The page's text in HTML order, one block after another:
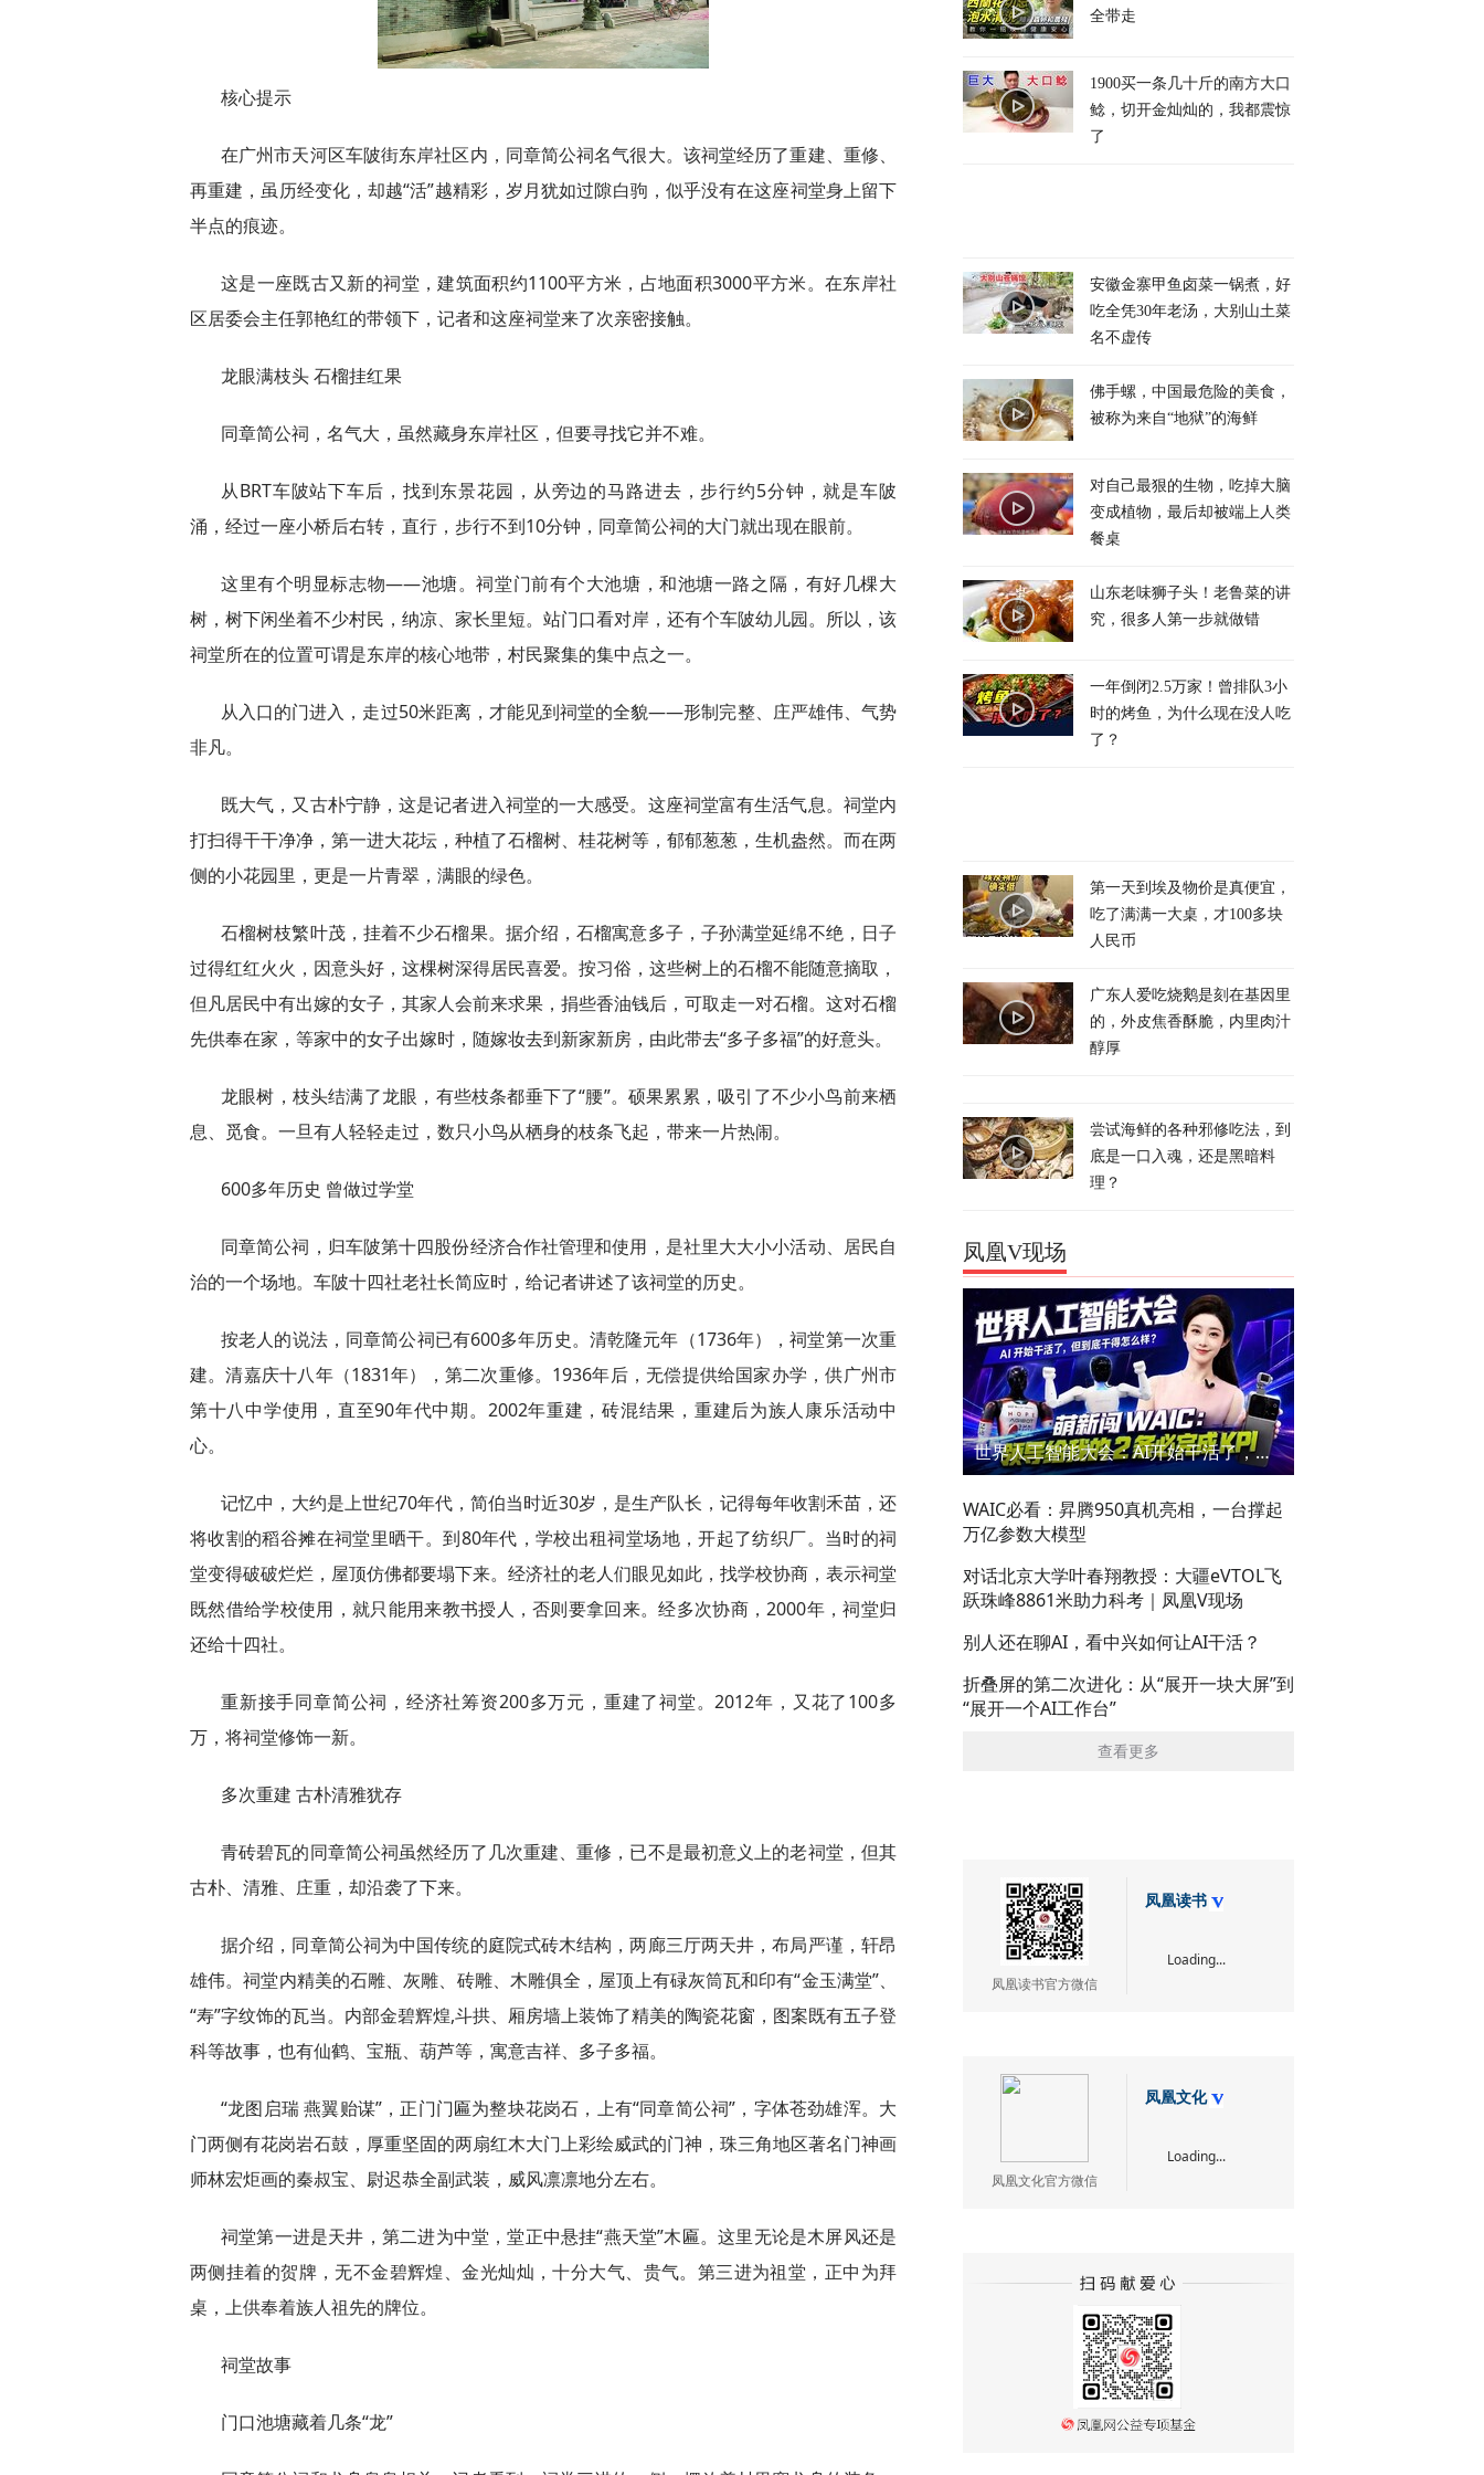
核心提示
在广州市天河区车陂街东岸社区内，同章简公祠名气很大。该祠堂经历了重建、重修、
再重建，虽历经变化，却越“活”越精彩，岁月犹如过隙白驹，似乎没有在这座祠堂身上留下
半点的痕迹。
这是一座既古又新的祠堂，建筑面积约1100平方米，占地面积3000平方米。在东岸社
区居委会主任郭艳红的带领下，记者和这座祠堂来了次亲密接触。
龙眼满枝头 石榴挂红果
同章简公祠，名气大，虽然藏身东岸社区，但要寻找它并不难。
从BRT车陂站下车后，找到东景花园，从旁边的马路进去，步行约5分钟，就是车陂
涌，经过一座小桥后右转，直行，步行不到10分钟，同章简公祠的大门就出现在眼前。
这里有个明显标志物——池塘。祠堂门前有个大池塘，和池塘一路之隔，有好几棵大
树，树下闲坐着不少村民，纳凉、家长里短。站门口看对岸，还有个车陂幼儿园。所以，该
祠堂所在的位置可谓是东岸的核心地带，村民聚集的集中点之一。
从入口的门进入，走过50米距离，才能见到祠堂的全貌——形制完整、庄严雄伟、气势
非凡。
既大气，又古朴宁静，这是记者进入祠堂的一大感受。这座祠堂富有生活气息。祠堂内
打扫得干干净净，第一进大花坛，种植了石榴树、桂花树等，郁郁葱葱，生机盎然。而在两
侧的小花园里，更是一片青翠，满眼的绿色。
石榴树枝繁叶茂，挂着不少石榴果。据介绍，石榴寓意多子，子孙满堂延绵不绝，日子
过得红红火火，因意头好，这棵树深得居民喜爱。按习俗，这些树上的石榴不能随意摘取，
但凡居民中有出嫁的女子，其家人会前来求果，捐些香油钱后，可取走一对石榴。这对石榴
先供奉在家，等家中的女子出嫁时，随嫁妆去到新家新房，由此带去“多子多福”的好意头。
龙眼树，枝头结满了龙眼，有些枝条都垂下了“腰”。硕果累累，吸引了不少小鸟前来栖
息、觅食。一旦有人轻轻走过，数只小鸟从栖身的枝条飞起，带来一片热闹。
600多年历史 曾做过学堂
同章简公祠，归车陂第十四股份经济合作社管理和使用，是社里大大小小活动、居民自
治的一个场地。车陂十四社老社长简应时，给记者讲述了该祠堂的历史。
按老人的说法，同章简公祠已有600多年历史。清乾隆元年（1736年），祠堂第一次重
建。清嘉庆十八年（1831年），第二次重修。1936年后，无偿提供给国家办学，供广州市
第十八中学使用，直至90年代中期。2002年重建，砖混结果，重建后为族人康乐活动中
心。
记忆中，大约是上世纪70年代，简伯当时近30岁，是生产队长，记得每年收割禾苗，还
将收割的稻谷摊在祠堂里晒干。到80年代，学校出租祠堂场地，开起了纺织厂。当时的祠
堂变得破破烂烂，屋顶仿佛都要塌下来。经济社的老人们眼见如此，找学校协商，表示祠堂
既然借给学校使用，就只能用来教书授人，否则要拿回来。经多次协商，2000年，祠堂归
还给十四社。
重新接手同章简公祠，经济社筹资200多万元，重建了祠堂。2012年，又花了100多
万，将祠堂修饰一新。
多次重建 古朴清雅犹存
青砖碧瓦的同章简公祠虽然经历了几次重建、重修，已不是最初意义上的老祠堂，但其
古朴、清雅、庄重，却沿袭了下来。
据介绍，同章简公祠为中国传统的庭院式砖木结构，两廊三厅两天井，布局严谨，轩昂
雄伟。祠堂内精美的石雕、灰雕、砖雕、木雕俱全，屋顶上有碌灰筒瓦和印有“金玉满堂”、
“寿”字纹饰的瓦当。内部金碧辉煌,斗拱、厢房墙上装饰了精美的陶瓷花窗，图案既有五子登
科等故事，也有仙鹤、宝瓶、葫芦等，寓意吉祥、多子多福。
“龙图启瑞 燕翼贻谋”，正门门匾为整块花岗石，上有“同章简公祠”，字体苍劲雄浑。大
门两侧有花岗岩石鼓，厚重坚固的两扇红木大门上彩绘威武的门神，珠三角地区著名门神画
师林宏炬画的秦叔宝、尉迟恭全副武装，威风凛凛地分左右。
祠堂第一进是天井，第二进为中堂，堂正中悬挂“燕天堂”木匾。这里无论是木屏风还是
两侧挂着的贺牌，无不金碧辉煌、金光灿灿，十分大气、贵气。第三进为祖堂，正中为拜
桌，上供奉着族人祖先的牌位。
祠堂故事
门口池塘藏着几条“龙”
全带走
1900买一条几十斤的南方大口
鲶，切开金灿灿的，我都震惊
了
安徽金寨甲鱼卤菜一锅煮，好
吃全凭30年老汤，大别山土菜
名不虚传
佛手螺，中国最危险的美食，
被称为来自“地狱”的海鲜
对自己最狠的生物，吃掉大脑
变成植物，最后却被端上人类
餐桌
山东老味狮子头！老鲁菜的讲
究，很多人第一步就做错
一年倒闭2.5万家！曾排队3小
时的烤鱼，为什么现在没人吃
了？
第一天到埃及物价是真便宜，
吃了满满一大桌，才100多块
人民币
广东人爱吃烧鹅是刻在基因里
的，外皮焦香酥脆，内里肉汁
醇厚
尝试海鲜的各种邪修吃法，到
底是一口入魂，还是黑暗料
理？
凤凰V现场
世界人工智能大会：AI开始干活了，但到底干的怎么样？萌新闯WAIC
WAIC必看：昇腾950真机亮相，一台撑起
万亿参数大模型
对话北京大学叶春翔教授：大疆eVTOL飞
跃珠峰8861米助力科考｜凤凰V现场
别人还在聊AI，看中兴如何让AI干活？
折叠屏的第二次进化：从“展开一块大屏”到
“展开一个AI工作台”
查看更多
凤凰读书官方微信
凤凰读书
Loading...
凤凰文化官方微信
凤凰文化
Loading...